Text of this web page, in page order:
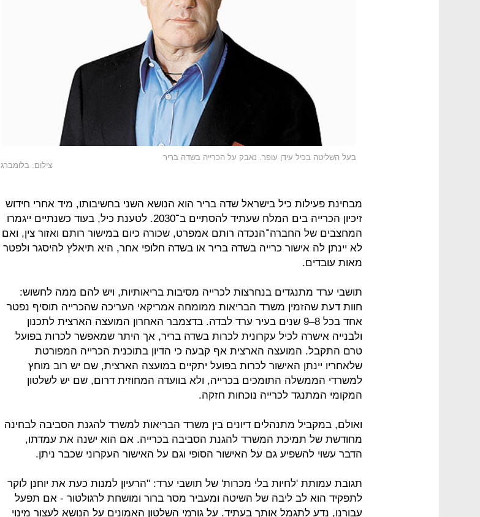
בעל השליטה בכיל עידן עופר. נאבק על הכרייה בשדה בריר
צילום: בלומברג
מבחינת פעילות כיל בישראל שדה בריר הוא הנושא השני בחשיבותו, מיד אחרי חידוש
זיכיון הכרייה בים המלח שעתיד להסתיים ב־2030. לטענת כיל, בעוד כשנתיים ייגמרו
המחצבים של החברה־הנכדה רותם אמפרט, שכורה כיום במישור רותם ואזור צין, ואם
לא יינתן לה אישור כרייה בשדה בריר או בשדה חלופי אחר, היא תיאלץ להיסגר ולפטר
מאות עובדים.
תושבי ערד מתנגדים בנחרצות לכרייה מסיבות בריאותיות, ויש להם ממה לחשוש:
חוות דעת שהזמין משרד הבריאות ממומחה אמריקאי העריכה שהכרייה תוסיף נפטר
אחד בכל 8–9 שנים בעיר ערד לבדה. בדצמבר האחרון המועצה הארצית לתכנון
ולבנייה אישרה לכיל עקרונית לכרות בשדה בריר, אך היתר שמאפשר לכרות בפועל
טרם התקבל. המועצה הארצית אף קבעה כי הדיון בתוכנית הכרייה המפורטת
שלאחריו יינתן האישור לכרות בפועל יתקיים במועצה הארצית, שם יש רוב מוחץ
למשרדי הממשלה התומכים בכרייה, ולא בוועדה המחוזית דרום, שם יש לשלטון
המקומי המתנגד לכרייה נוכחות חזקה.
ואולם, במקביל מתנהלים דיונים בין משרד הבריאות למשרד להגנת הסביבה לבחינה
מחודשת של תמיכת המשרד להגנת הסביבה בכרייה. אם הוא ישנה את עמדתו,
הדבר עשוי להשפיע גם על האישור הסופי וגם על האישור העקרוני שכבר ניתן.
תגובת עמותת 'לחיות בלי מכרות' של תושבי ערד: "הרעיון למנות כעת את יוחנן לוקר
לתפקיד הוא לב ליבה של השיטה ומעביר מסר ברור ומושחת לרגולטור - אם תפעל
עבורנו, נדע לתגמל אותך בעתיד. על גורמי השלטון האמונים על הנושא לעצור מינוי